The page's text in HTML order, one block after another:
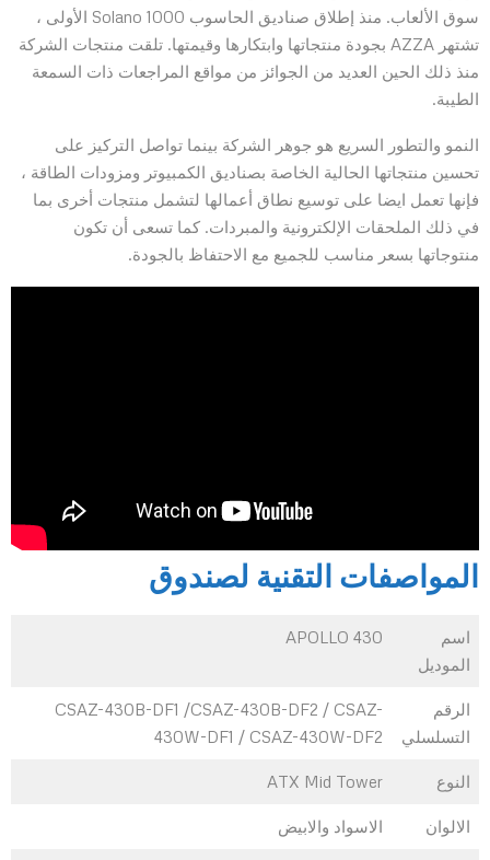
سوق الألعاب. منذ إطلاق صناديق الحاسوب Solano 1000 الأولى ،
تشتهر AZZA بجودة منتجاتها وابتكارها وقيمتها. تلقت منتجات الشركة
منذ ذلك الحين العديد من الجوائز من مواقع المراجعات ذات السمعة
الطيبة.
النمو والتطور السريع هو جوهر الشركة بينما تواصل التركيز على
تحسين منتجاتها الحالية الخاصة بصناديق الكمبيوتر ومزودات الطاقة ،
فإنها تعمل ايضا على توسيع نطاق أعمالها لتشمل منتجات أخرى بما
في ذلك الملحقات الإلكترونية والمبردات. كما تسعى أن تكون
منتوجاتها بسعر مناسب للجميع مع الاحتفاظ بالجودة.
المواصفات التقنية لصندوق
اسم
الموديل
APOLLO 430
الرقم
التسلسلي
CSAZ-430B-DF1 /CSAZ-430B-DF2 / CSAZ-
430W-DF1 / CSAZ-430W-DF2
النوع ATX Mid Tower
الالوان الاسواد والابيض